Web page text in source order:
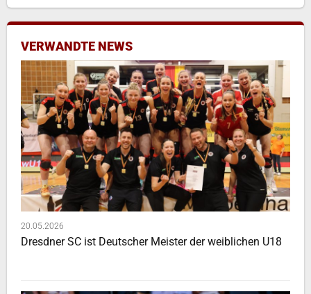
VERWANDTE NEWS
20.05.2026
Dresdner SC ist Deutscher Meister der weiblichen U18